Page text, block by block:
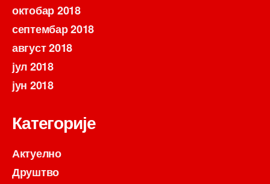
октобар 2018
септембар 2018
август 2018
јул 2018
јун 2018
Категорије
Актуелно
Друштво